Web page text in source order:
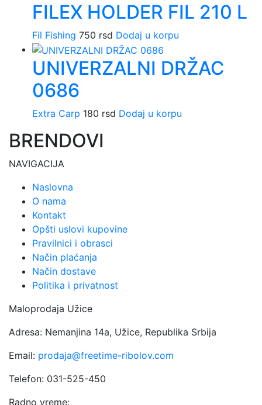
FILEX HOLDER FIL 210 L
Fil Fishing 750 rsd Dodaj u korpu
UNIVERZALNI DRŽAC
0686
Extra Carp 180 rsd Dodaj u korpu
BRENDOVI
NAVIGACIJA
Naslovna
O nama
Kontakt
Opšti uslovi kupovine
Pravilnici i obrasci
Način plaćanja
Način dostave
Politika i privatnost
Maloprodaja Užice
Adresa: Nemanjina 14a, Užice, Republika Srbija
Email: prodaja@freetime-ribolov.com
Telefon: 031-525-450
Radno vreme: